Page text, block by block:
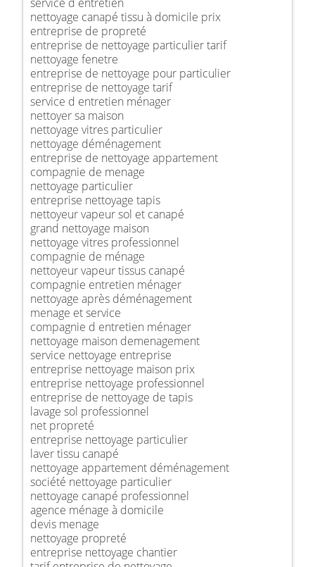
nettoyage canapé tissu à domicile prix
entreprise de propreté
entreprise de nettoyage particulier tarif
nettoyage fenetre
entreprise de nettoyage pour particulier
entreprise de nettoyage tarif
service d entretien ménager
nettoyer sa maison
nettoyage vitres particulier
nettoyage déménagement
entreprise de nettoyage appartement
compagnie de menage
nettoyage particulier
entreprise nettoyage tapis
nettoyeur vapeur sol et canapé
grand nettoyage maison
nettoyage vitres professionnel
compagnie de ménage
nettoyeur vapeur tissus canapé
compagnie entretien ménager
nettoyage après déménagement
menage et service
compagnie d entretien ménager
nettoyage maison demenagement
service nettoyage entreprise
entreprise nettoyage maison prix
entreprise nettoyage professionnel
entreprise de nettoyage de tapis
lavage sol professionnel
net propreté
entreprise nettoyage particulier
laver tissu canapé
nettoyage appartement déménagement
société nettoyage particulier
nettoyage canapé professionnel
agence ménage à domicile
devis menage
nettoyage propreté
entreprise nettoyage chantier